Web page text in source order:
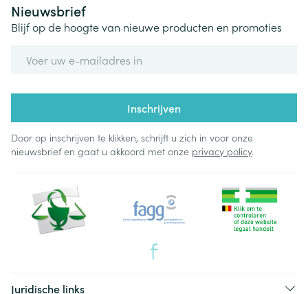
Nieuwsbrief
Blijf op de hoogte van nieuwe producten en promoties
Inschrijven
Door op inschrijven te klikken, schrijft u zich in voor onze
nieuwsbrief en gaat u akkoord met onze privacy policy.
Juridische links